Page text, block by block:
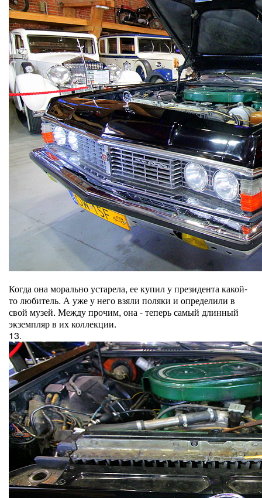
Когда она морально устарела, ее купил у президента какой-
то любитель. А уже у него взяли поляки и определили в
свой музей. Между прочим, она - теперь самый длинный
экземпляр в их коллекции.
13.